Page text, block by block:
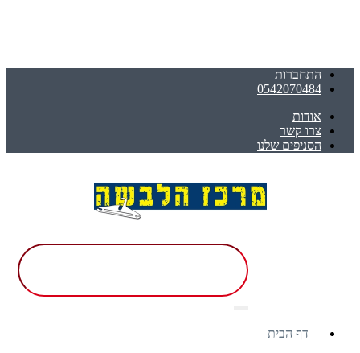
התחברות
0542070484
אודות
צרו קשר
הסניפים שלנו
דף הבית